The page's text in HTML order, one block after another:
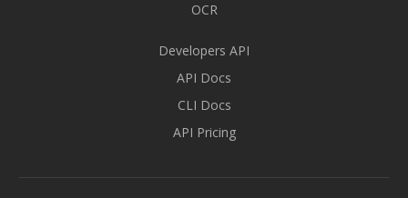
OCR
Developers API
API Docs
CLI Docs
API Pricing